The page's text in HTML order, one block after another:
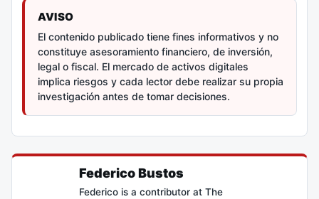
AVISO
El contenido publicado tiene fines informativos y no
constituye asesoramiento financiero, de inversión,
legal o fiscal. El mercado de activos digitales
implica riesgos y cada lector debe realizar su propia
investigación antes de tomar decisiones.
Federico Bustos
Federico is a contributor at The